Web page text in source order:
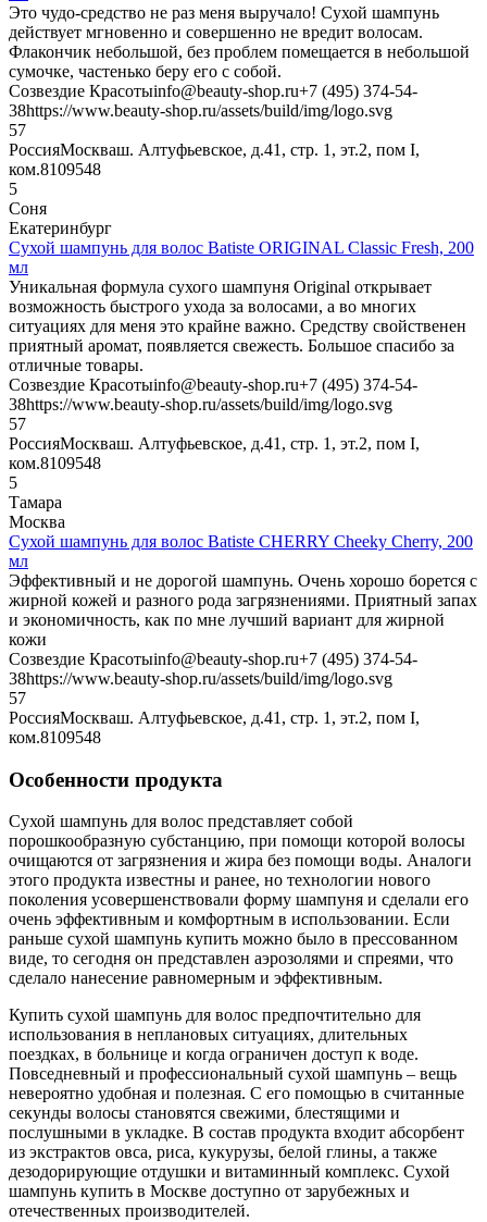
Это чудо-средство не раз меня выручало! Сухой шампунь
действует мгновенно и совершенно не вредит волосам.
Флакончик небольшой, без проблем помещается в небольшой
сумочке, частенько беру его с собой.
Созвездие Красотыinfo@beauty-shop.ru+7 (495) 374-54-
38https://www.beauty-shop.ru/assets/build/img/logo.svg
57
РоссияМоскваш. Алтуфьевское, д.41, стр. 1, эт.2, пом I,
ком.8109548
5
Соня
Екатеринбург
Сухой шампунь для волос Batiste ORIGINAL Classic Fresh, 200
мл
Уникальная формула сухого шампуня Original открывает
возможность быстрого ухода за волосами, а во многих
ситуациях для меня это крайне важно. Средству свойственен
приятный аромат, появляется свежесть. Большое спасибо за
отличные товары.
Созвездие Красотыinfo@beauty-shop.ru+7 (495) 374-54-
38https://www.beauty-shop.ru/assets/build/img/logo.svg
57
РоссияМоскваш. Алтуфьевское, д.41, стр. 1, эт.2, пом I,
ком.8109548
5
Тамара
Москва
Сухой шампунь для волос Batiste CHERRY Cheeky Cherry, 200
мл
Эффективный и не дорогой шампунь. Очень хорошо борется с
жирной кожей и разного рода загрязнениями. Приятный запах
и экономичность, как по мне лучший вариант для жирной
кожи
Созвездие Красотыinfo@beauty-shop.ru+7 (495) 374-54-
38https://www.beauty-shop.ru/assets/build/img/logo.svg
57
РоссияМоскваш. Алтуфьевское, д.41, стр. 1, эт.2, пом I,
ком.8109548
Особенности продукта
Сухой шампунь для волос представляет собой
порошкообразную субстанцию, при помощи которой волосы
очищаются от загрязнения и жира без помощи воды. Аналоги
этого продукта известны и ранее, но технологии нового
поколения усовершенствовали форму шампуня и сделали его
очень эффективным и комфортным в использовании. Если
раньше сухой шампунь купить можно было в прессованном
виде, то сегодня он представлен аэрозолями и спреями, что
сделало нанесение равномерным и эффективным.
Купить сухой шампунь для волос предпочтительно для
использования в неплановых ситуациях, длительных
поездках, в больнице и когда ограничен доступ к воде.
Повседневный и профессиональный сухой шампунь – вещь
невероятно удобная и полезная. С его помощью в считанные
секунды волосы становятся свежими, блестящими и
послушными в укладке. В состав продукта входит абсорбент
из экстрактов овса, риса, кукурузы, белой глины, а также
дезодорирующие отдушки и витаминный комплекс. Сухой
шампунь купить в Москве доступно от зарубежных и
отечественных производителей.